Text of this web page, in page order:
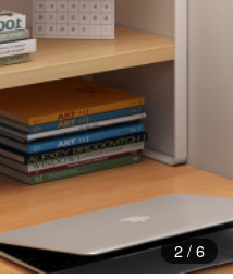
3/ 6